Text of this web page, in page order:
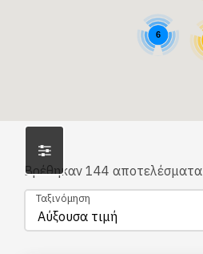
6
Βρέθηκαν 144 αποτελέσματα
Αύξουσα τιμή
Ταξινόμηση